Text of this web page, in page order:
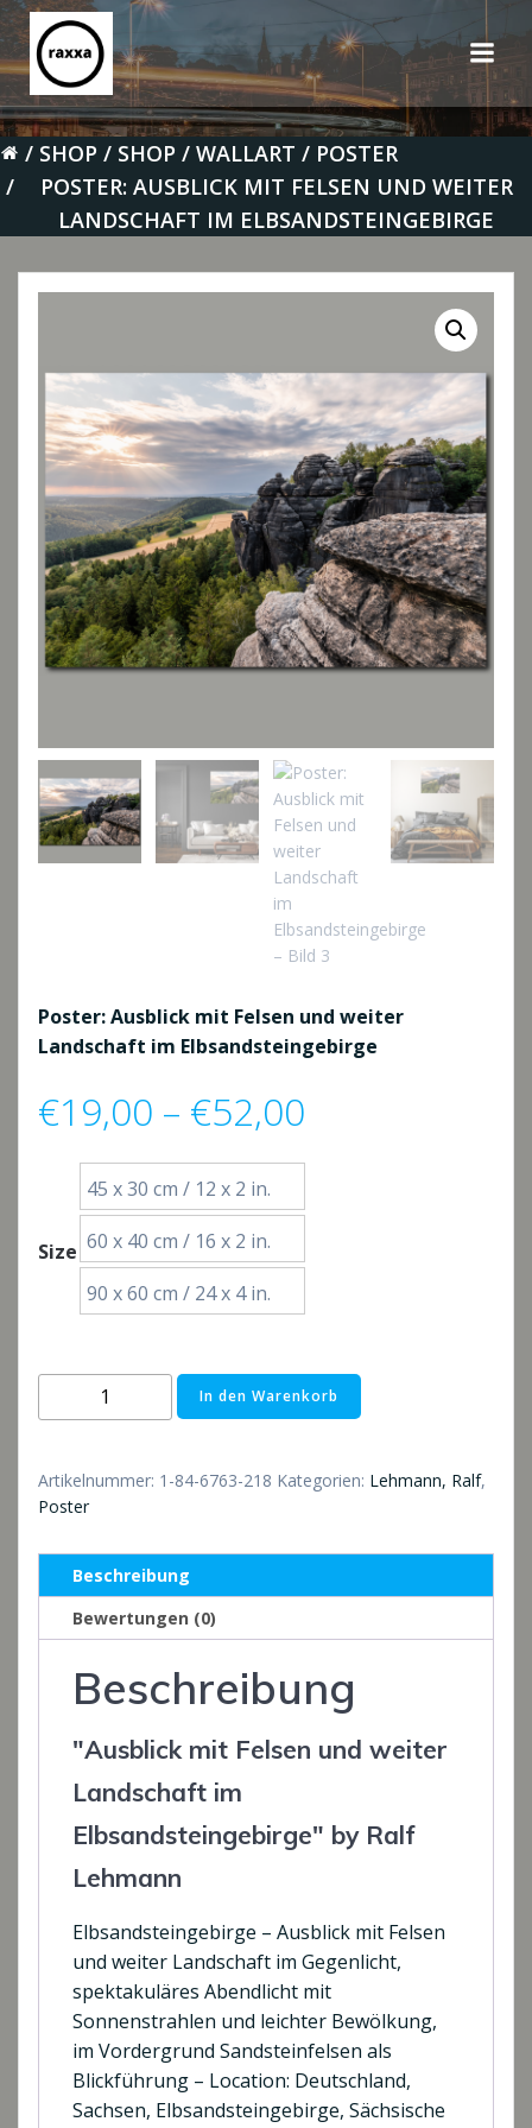
Zum
Inhalt
springen
SHOP SHOP WALLART
POSTER
POSTER: AUSBLICK MIT FELSEN UND WEITER
LANDSCHAFT IM ELBSANDSTEINGEBIRGE
Poster: Ausblick mit Felsen und weiter
Landschaft im Elbsandsteingebirge
€19,00 – €52,00
€19,00
bis
Size
45 x 30 cm / 12 x 2 in.
60 x 40 cm / 16 x 2 in.
90 x 60 cm / 24 x 4 in.
Ausblick
Felsen
und
Landschaft
im
Elbsandsteingebirge
In den Warenkorb
Artikelnummer: 1-84-6763-218 Kategorien: Lehmann, Ralf,
Poster
Beschreibung
Bewertungen (0)
Beschreibung
"Ausblick mit Felsen und weiter
Landschaft im
Elbsandsteingebirge" by Ralf
Lehmann
Elbsandsteingebirge – Ausblick mit Felsen
und weiter Landschaft im Gegenlicht,
spektakuläres Abendlicht mit
Sonnenstrahlen und leichter Bewölkung,
im Vordergrund Sandsteinfelsen als
Blickführung – Location: Deutschland,
Sachsen, Elbsandsteingebirge, Sächsische